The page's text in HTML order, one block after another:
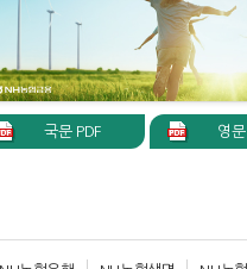
국문 PDF 영문